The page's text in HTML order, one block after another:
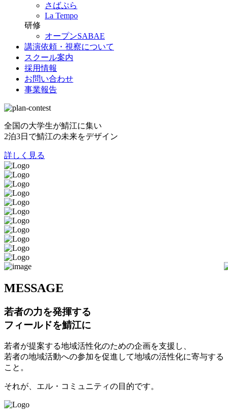
さばぷら
La Tempo
研修
オープンSABAE
講演依頼・視察について
スクール案内
採用情報
お問い合わせ
事業報告
全国の大学生が鯖江に集い
2泊3日で鯖江の未来をデザイン
詳しく見る
MESSAGE
若者の力を発揮する
フィールドを鯖江に
若者が提案する地域活性化のための企画を支援し、
若者の地域活動への参加を促進して地域の活性化に寄与する
こと。
それが、エル・コミュニティの目的です。